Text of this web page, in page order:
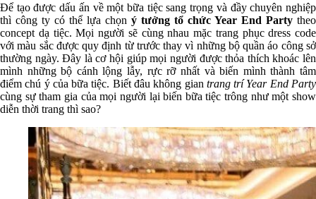
Để tạo được dấu ấn về một bữa tiệc sang trọng và đầy chuyên nghiệp
thì công ty có thể lựa chọn ý tưởng tổ chức Year End Party theo
concept dạ tiệc. Mọi người sẽ cùng nhau mặc trang phục dress code
với màu sắc được quy định từ trước thay vì những bộ quần áo công sở
thường ngày. Đây là cơ hội giúp mọi người được thỏa thích khoác lên
mình những bộ cánh lộng lẫy, rực rỡ nhất và biến mình thành tâm
điểm chú ý của bữa tiệc. Biết đâu không gian trang trí Year End Party
cùng sự tham gia của mọi người lại biến bữa tiệc trông như một show
diễn thời trang thì sao?